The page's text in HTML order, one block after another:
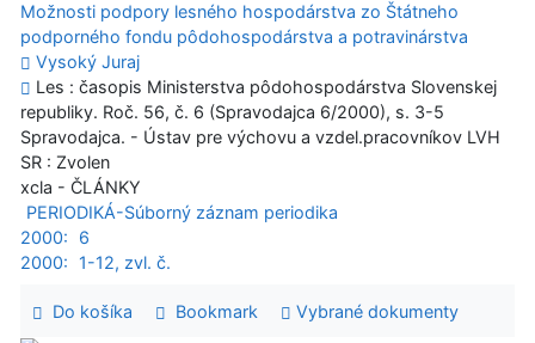
Možnosti podpory lesného hospodárstva zo Štátneho
podporného fondu pôdohospodárstva a potravinárstva
Vysoký Juraj
Les : časopis Ministerstva pôdohospodárstva Slovenskej
republiky. Roč. 56, č. 6 (Spravodajca 6/2000), s. 3-5
Spravodajca. - Ústav pre výchovu a vzdel.pracovníkov LVH
SR : Zvolen
xcla - ČLÁNKY
PERIODIKÁ-Súborný záznam periodika
2000:
6
2000:
1-12, zvl. č.
Do košíka Bookmark Vybrané dokumenty